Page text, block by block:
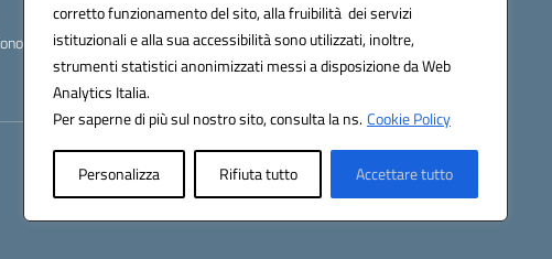
corretto funzionamento del sito, alla fruibilità dei servizi
istituzionali e alla sua accessibilità sono utilizzati, inoltre,
strumenti statistici anonimizzati messi a disposizione da Web
Analytics Italia.
Per saperne di più sul nostro sito, consulta la ns.Cookie Policy
Personalizza Rifiuta tutto Accettare tutto
0823408721